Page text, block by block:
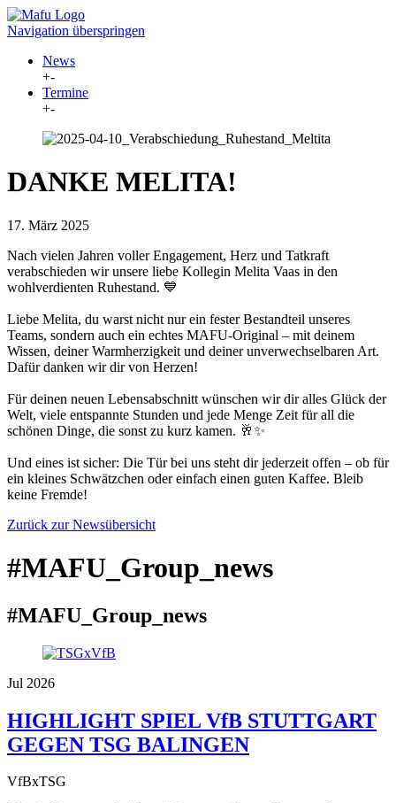
Navigation überspringen
News
+-
Termine
+-
DANKE MELITA!
17. März 2025
Nach vielen Jahren voller Engagement, Herz und Tatkraft
verabschieden wir unsere liebe Kollegin Melita Vaas in den
wohlverdienten Ruhestand. 💙
Liebe Melita, du warst nicht nur ein fester Bestandteil unseres
Teams, sondern auch ein echtes MAFU-Original – mit deinem
Wissen, deiner Warmherzigkeit und deiner unverwechselbaren Art.
Dafür danken wir dir von Herzen!
Für deinen neuen Lebensabschnitt wünschen wir dir alles Glück der
Welt, viele entspannte Stunden und jede Menge Zeit für all die
schönen Dinge, die sonst zu kurz kamen. 🥂✨
Und eines ist sicher: Die Tür bei uns steht dir jederzeit offen – ob für
ein kleines Schwätzchen oder einfach einen guten Kaffee. Bleib
keine Fremde!
Zurück zur Newsübersicht
#MAFU_Group_news
#MAFU_Group_news
Jul 2026
HIGHLIGHT SPIEL VfB STUTTGART
GEGEN TSG BALINGEN
VfBxTSG